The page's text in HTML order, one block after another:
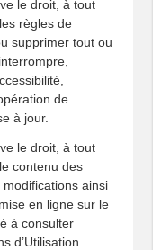
le droit, à tout
règles de
supprimer tout ou
de
à jour.
le droit, à tout
contenu des
modifications ainsi
en ligne sur le
à consulter
d’Utilisation.